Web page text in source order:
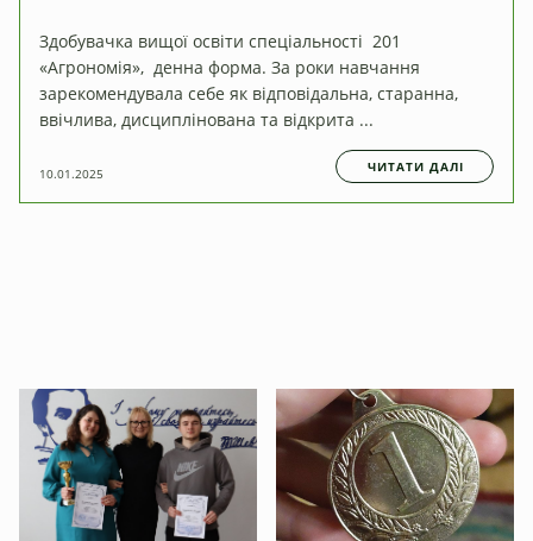
Здобувачка вищої освіти спеціальності 201
«Агрономія», денна форма. За роки навчання
зарекомендувала себе як відповідальна, старанна,
ввічлива, дисциплінована та відкрита ...
10.01.2025 ЧИТАТИ ДАЛІ
Студентське життя